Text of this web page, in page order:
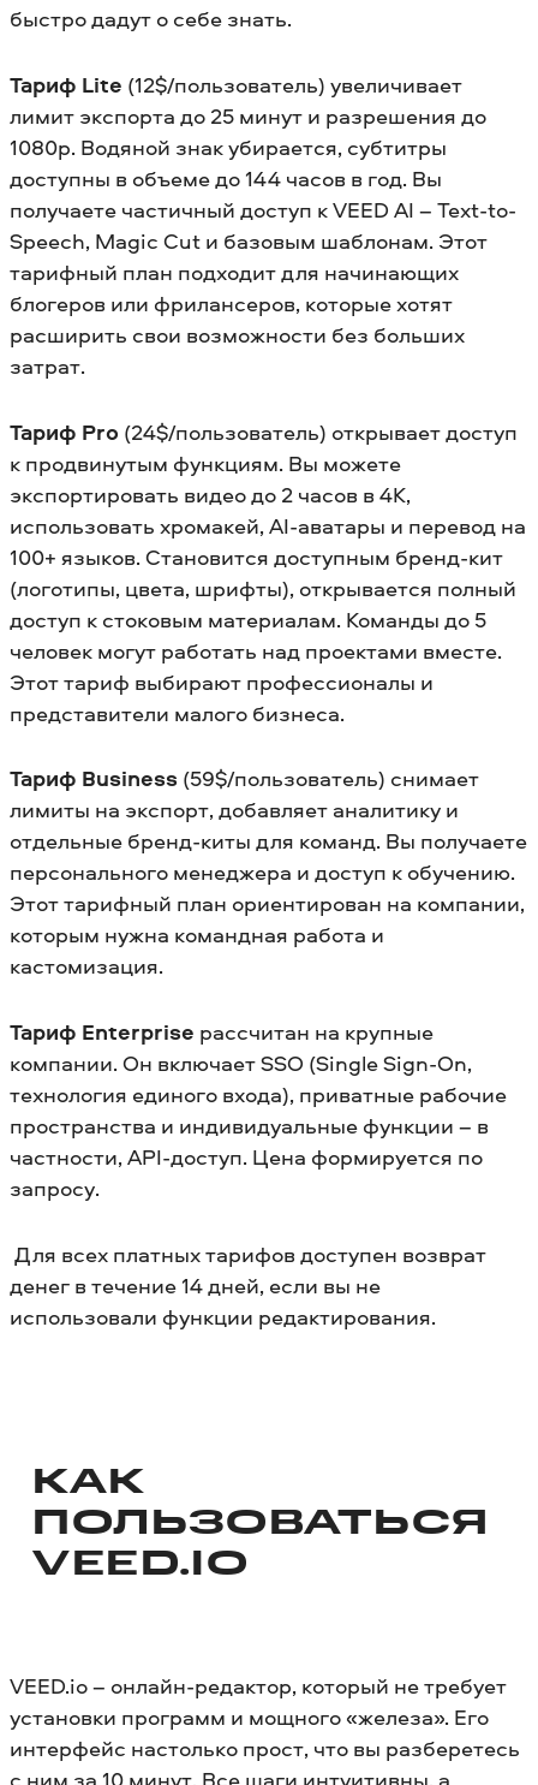
быстро дадут о себе знать.
Тариф Lite (12$/пользователь) увеличивает
лимит экспорта до 25 минут и разрешения до
1080p. Водяной знак убирается, субтитры
доступны в объеме до 144 часов в год. Вы
получаете частичный доступ к VEED AI – Text-to-
Speech, Magic Cut и базовым шаблонам. Этот
тарифный план подходит для начинающих
блогеров или фрилансеров, которые хотят
расширить свои возможности без больших
затрат.
Тариф Pro (24$/пользователь) открывает доступ
к продвинутым функциям. Вы можете
экспортировать видео до 2 часов в 4K,
использовать хромакей, AI-аватары и перевод на
100+ языков. Становится доступным бренд-кит
(логотипы, цвета, шрифты), открывается полный
доступ к стоковым материалам. Команды до 5
человек могут работать над проектами вместе.
Этот тариф выбирают профессионалы и
представители малого бизнеса.
Тариф Business (59$/пользователь) снимает
лимиты на экспорт, добавляет аналитику и
отдельные бренд-киты для команд. Вы получаете
персонального менеджера и доступ к обучению.
Этот тарифный план ориентирован на компании,
которым нужна командная работа и
кастомизация.
Тариф Enterprise рассчитан на крупные
компании. Он включает SSO (Single Sign-On,
технология единого входа), приватные рабочие
пространства и индивидуальные функции – в
частности, API-доступ. Цена формируется по
запросу.
Для всех платных тарифов доступен возврат
денег в течение 14 дней, если вы не
использовали функции редактирования.
КАК
ПОЛЬЗОВАТЬСЯ
VEED.IO
VEED.io – онлайн-редактор, который не требует
установки программ и мощного «железа». Его
интерфейс настолько прост, что вы разберетесь